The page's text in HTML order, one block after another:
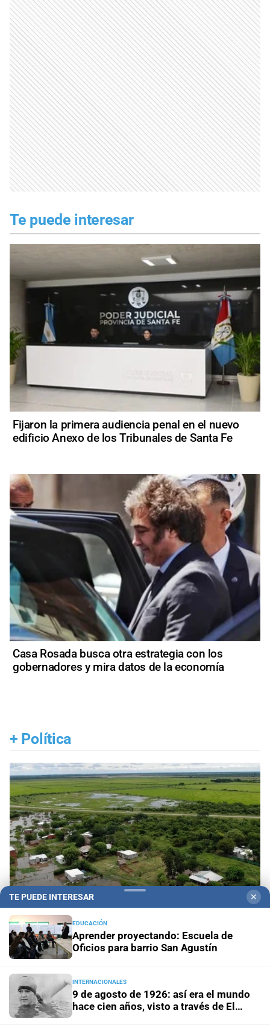
Te puede interesar
Fijaron la primera audiencia penal en el nuevo
edificio Anexo de los Tribunales de Santa Fe
Casa Rosada busca otra estrategia con los
gobernadores y mira datos de la economía
+ Política
Modificaciones y tratamiento veloz El Senado
agregó una comisión de seguimiento y control a
la ley de emergencia hídrica
Milei y su reelecciónCasa Rosada busca otra estrategia
con los gobernadores y mira datos de la economía
TE PUEDE INTERESAR ✕
EDUCACIÓN
Aprender proyectando: Escuela de
Oficios para barrio San Agustín
INTERNACIONALES
9 de agosto de 1926: así era el mundo
hace cien años, visto a través de El